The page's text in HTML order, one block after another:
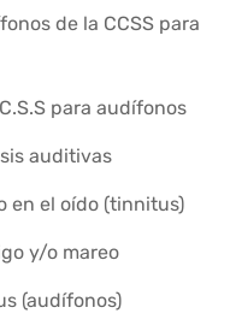
de la CCSS para
para audífonos
auditivas
en el oído (tinnitus)
y/o mareo
(audífonos)